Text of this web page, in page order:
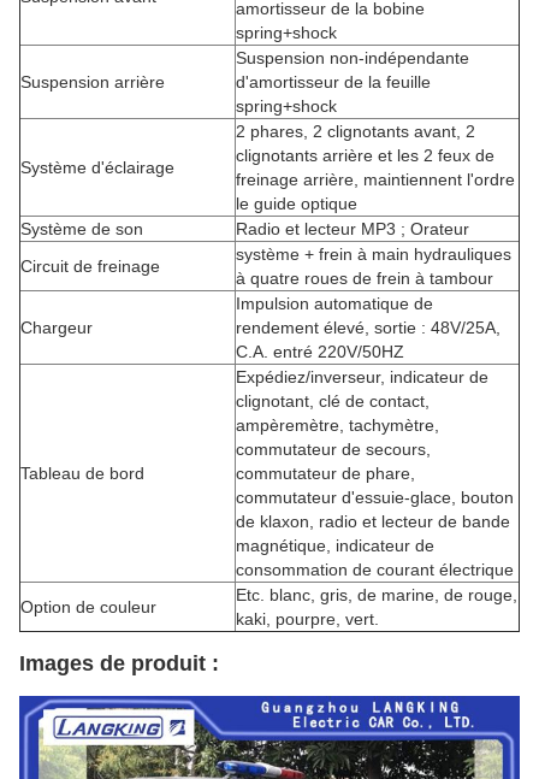
amortisseur de la bobine
spring+shock
Suspension arrière
Suspension non-indépendante
d'amortisseur de la feuille
spring+shock
Système d'éclairage
2 phares, 2 clignotants avant, 2
clignotants arrière et les 2 feux de
freinage arrière, maintiennent l'ordre
le guide optique
Système de son
Radio et lecteur MP3 ; Orateur
Circuit de freinage
système + frein à main hydrauliques
à quatre roues de frein à tambour
Chargeur
Impulsion automatique de
rendement élevé, sortie : 48V/25A,
C.A. entré 220V/50HZ
Tableau de bord
Expédiez/inverseur, indicateur de
clignotant, clé de contact,
ampèremètre, tachymètre,
commutateur de secours,
commutateur de phare,
commutateur d'essuie-glace, bouton
de klaxon, radio et lecteur de bande
magnétique, indicateur de
consommation de courant électrique
Option de couleur
Etc. blanc, gris, de marine, de rouge,
kaki, pourpre, vert.
Images de produit :